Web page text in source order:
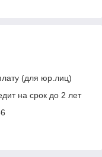
(для юр.лиц)
на срок до 2 лет